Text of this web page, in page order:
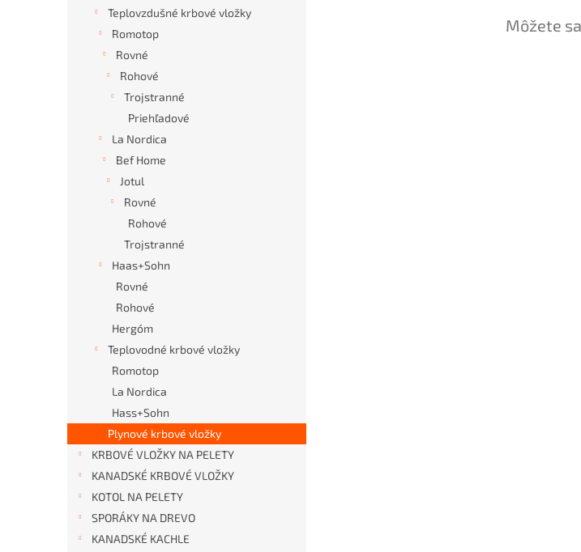
Teplovzdušné krbové vložky
Romotop
Rovné
Rohové
Trojstranné
Priehľadové
La Nordica
Bef Home
Jotul
Rovné
Rohové
Trojstranné
Haas+Sohn
Rovné
Rohové
Hergóm
Teplovodné krbové vložky
Romotop
La Nordica
Hass+Sohn
Plynové krbové vložky
KRBOVÉ VLOŽKY NA PELETY
KANADSKÉ KRBOVÉ VLOŽKY
KOTOL NA PELETY
SPORÁKY NA DREVO
KANADSKÉ KACHLE
Môžete